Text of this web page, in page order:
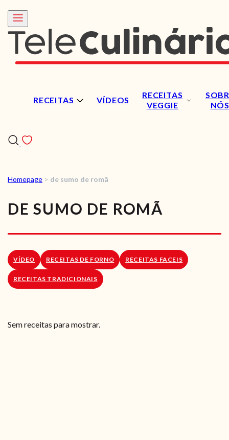
RECEITAS VÍDEOS
RECEITAS
VEGGIE
NÓS
RECEITAS
VÍDEOS
RECEITAS VEGGIE
SOBRE NÓS
LOJA ONLINE
Homepage > de sumo de romã
DE SUMO DE ROMÃ
VÍDEO RECEITAS DE FORNO RECEITAS FACEIS
RECEITAS TRADICIONAIS
Sem receitas para mostrar.